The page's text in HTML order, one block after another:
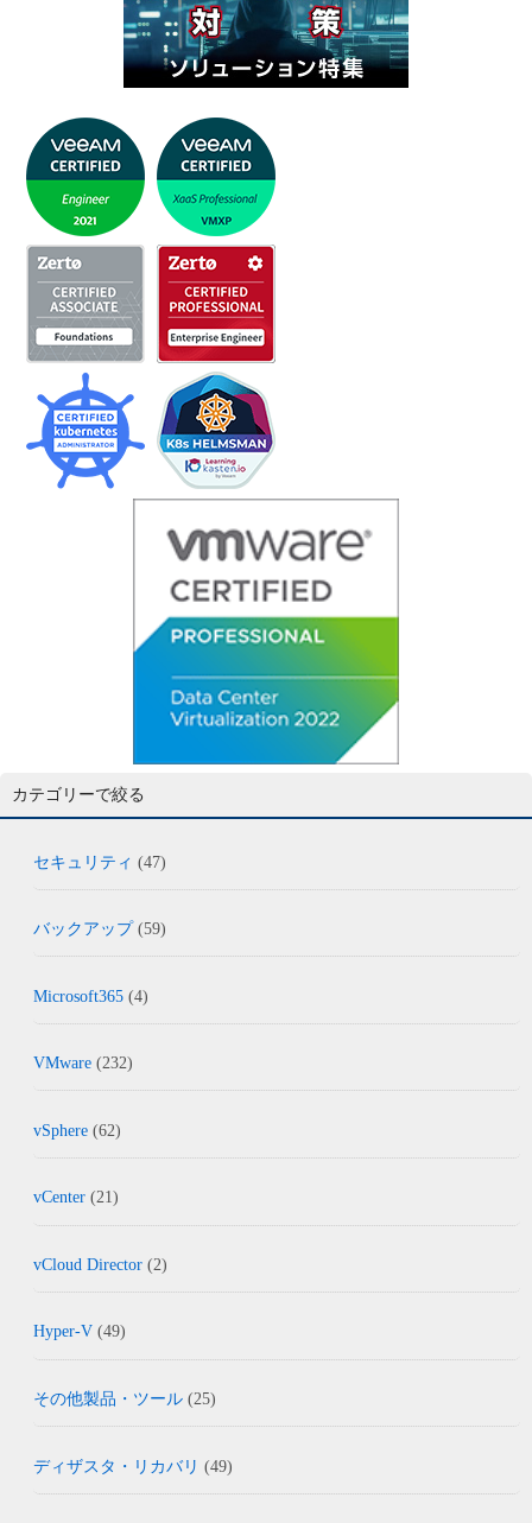
カテゴリーで絞る
セキュリティ (47)
バックアップ(59)
Microsoft365 (4)
VMware (232)
vSphere (62)
vCenter (21)
vCloud Director (2)
Hyper-V (49)
その他製品・ツール (25)
ディザスタ・リカバリ (49)